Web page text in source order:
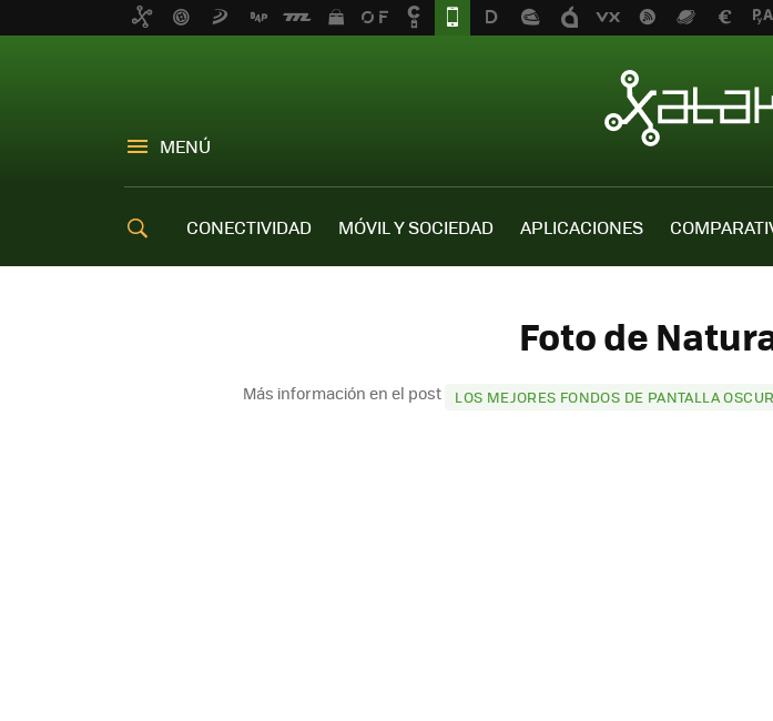
MENÚ
CONECTIVIDAD MÓVIL Y SOCIEDAD APLICACIONES
Foto de
Más información en el post LOS MEJORES FONDOS DE PANTALLA